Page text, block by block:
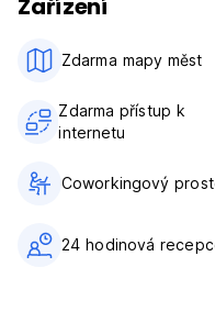
Zařízení
Zdarma mapy měst
Zdarma přístup k
internetu
Coworkingový
24 hodinová